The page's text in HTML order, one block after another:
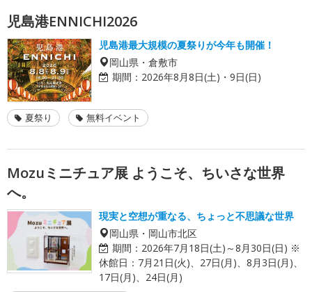
児島港ENNICHI2026
児島港最大規模の夏祭りが今年も開催！
岡山県・倉敷市
期間： 2026年8月8日(土)・9日(日)
夏祭り 無料イベント
Mozuミニチュア展 ようこそ、ちいさな世界
へ。
現実と空想が重なる、ちょっと不思議な世界
岡山県・岡山市北区
期間： 2026年7月18日(土)～8月30日(日) ※
休館日：7月21日(火)、27日(月)、8月3日(月)、
17日(月)、24日(月)